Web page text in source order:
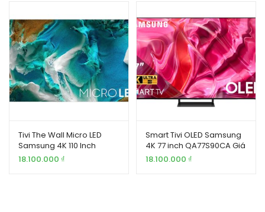
Tivi The Wall Micro LED
Samsung 4K 110 Inch
MNA110MS1A
18.100.000 ₫
Smart Tivi OLED Samsung
4K 77 inch QA77S90CA Giá
Tốt
18.100.000 ₫